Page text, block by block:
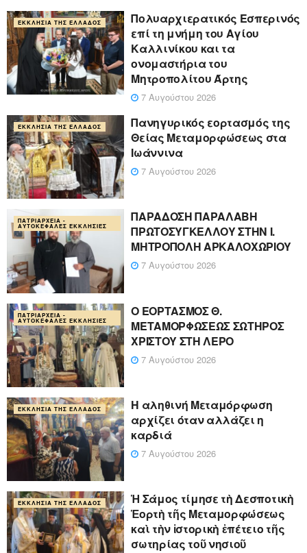
ΕΚΚΛΗΣΊΑ ΤΗΣ ΕΛΛΆΔΟΣ
Πολυαρχιερατικός Εσπερινός
επί τη μνήμη του Αγίου
Καλλινίκου και τα
ονομαστήρια του
Μητροπολίτου Άρτης
7 Αυγούστου 2026
ΕΚΚΛΗΣΊΑ ΤΗΣ ΕΛΛΆΔΟΣ
Πανηγυρικός εορτασμός της
Θείας Μεταμορφώσεως στα
Ιωάννινα
7 Αυγούστου 2026
ΠΑΤΡΙΑΡΧΕΊΑ -
ΑΥΤΟΚΈΦΑΛΕΣ ΕΚΚΛΗΣΊΕΣ
ΠΑΡΑΔΟΣΗ ΠΑΡΑΛΑΒΗ
ΠΡΩΤΟΣΥΓΚΕΛΛΟΥ ΣΤΗΝ Ι.
ΜΗΤΡΟΠΟΛΗ ΑΡΚΑΛΟΧΩΡΙΟΥ
7 Αυγούστου 2026
ΠΑΤΡΙΑΡΧΕΊΑ -
ΑΥΤΟΚΈΦΑΛΕΣ ΕΚΚΛΗΣΊΕΣ
Ο ΕΟΡΤΑΣΜΟΣ Θ.
ΜΕΤΑΜΟΡΦΩΣΕΩΣ ΣΩΤΗΡΟΣ
ΧΡΙΣΤΟΥ ΣΤΗ ΛΕΡΟ
7 Αυγούστου 2026
ΕΚΚΛΗΣΊΑ ΤΗΣ ΕΛΛΆΔΟΣ
Η αληθινή Μεταμόρφωση
αρχίζει όταν αλλάζει η
καρδιά
7 Αυγούστου 2026
ΕΚΚΛΗΣΊΑ ΤΗΣ ΕΛΛΆΔΟΣ
Ἡ Σάμος τίμησε τὴ Δεσποτικὴ
Ἑορτὴ τῆς Μεταμορφώσεως
καὶ τὴν ἱστορικὴ ἐπέτειο τῆς
σωτηρίας τοῦ νησιοῦ